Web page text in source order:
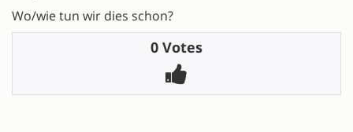
Wo/wie tun wir dies schon?
0 Votes